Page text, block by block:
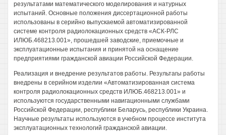
результатами математического моделирования и натурных
испытаний. Основные положения диссертационной работы
использованы в серийно выпускаемой автоматизированной
системе контроля радиолокационных средств «АСК-РЛС
ИЛЮБ.468213.001», прошедшей заводские, приемочные и
эксплуатационные испытания и принятой на оснащение
предприятиями гражданской авиации Российской Федерации.
Реализация и внедрение результатов работы. Результагы работы
внедрены в серийном изделии «Автоматизированная система
контроля радиолокационных средств ИЛЮБ.468213.001» и
используются государственными навигационными службами
Российской Федерации, республики Беларусь, республики Украина.
Научные результаты используются в учебном процессе института
эксплуатационных технологий гражданской авиации.